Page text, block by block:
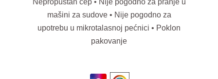
mašini za sudove • Nije pogodno za
upotrebu u mikrotalasnoj pećnici • Poklon
pakovanje